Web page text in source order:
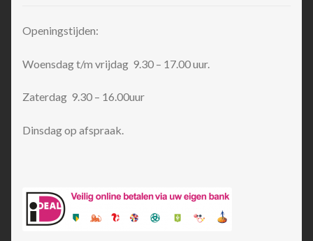
Openingstijden:
Woensdag t/m vrijdag 9.30 – 17.00 uur.
Zaterdag 9.30 – 16.00uur
Dinsdag op afspraak.